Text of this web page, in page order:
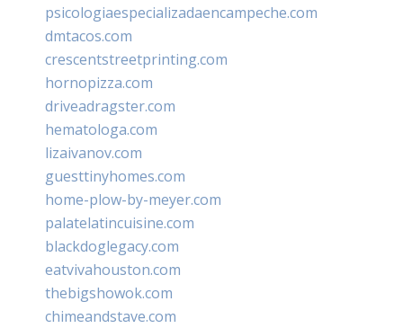
psicologiaespecializadaencampeche.com
dmtacos.com
crescentstreetprinting.com
hornopizza.com
driveadragster.com
hematologa.com
lizaivanov.com
guesttinyhomes.com
home-plow-by-meyer.com
palatelatincuisine.com
blackdoglegacy.com
eatvivahouston.com
thebigshowok.com
chimeandstave.com